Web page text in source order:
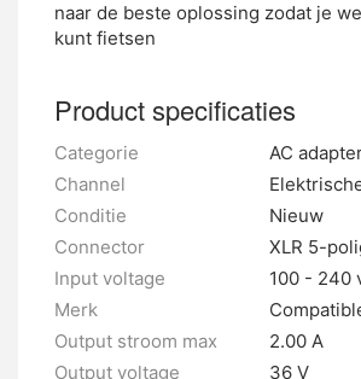
naar de beste oplossing zodat je
kunt fietsen
Product specificaties
Categorie
AC
Channel
Conditie
Nieuw
Connector
XLR 5-
Input voltage
100 - 240
Merk
Output stroom max
2.00 A
Output voltage
36 V